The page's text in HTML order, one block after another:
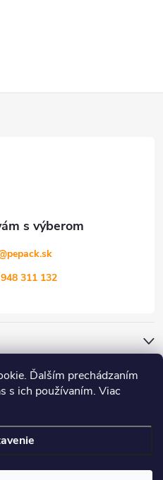
Ďalším prechádzaním
s ich používaním. Viac
pepack.sk
311 132
. Všetky práva vyhradené.